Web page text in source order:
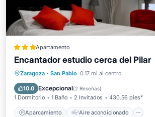
Apartamento
Encantador estudio cerca del Pilar
Zaragoza · San Pablo 0.17 mi al centro
10.0 Excepcional(2 Reseñas)
1 Dormitorio 1 Baño 2 Invitados 430.56 pies²
Aparcamiento Aire acondicionado
Aparcamiento
Aire acondicionado
Internet
Seguridad/Protección